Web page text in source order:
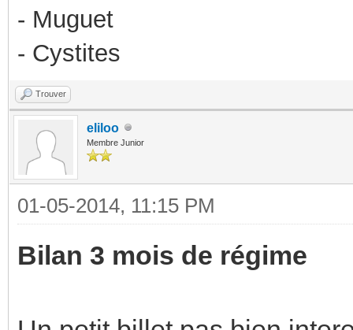
- Muguet
- Cystites
Trouver
eliloo
Membre Junior
01-05-2014, 11:15 PM
Bilan 3 mois de régime